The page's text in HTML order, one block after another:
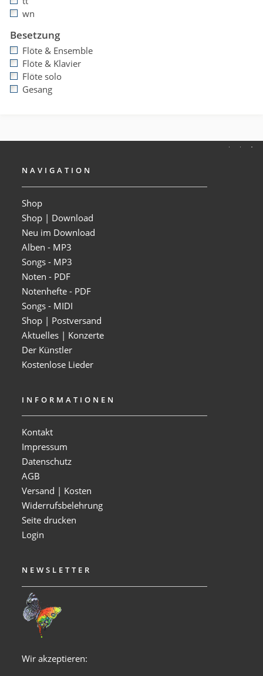
wn
Besetzung
Flöte & Ensemble
Flöte & Klavier
Flöte solo
Gesang
NAVIGATION
Shop
Shop | Download
Neu im Download
Alben - MP3
Songs - MP3
Noten - PDF
Notenhefte - PDF
Songs - MIDI
Shop | Postversand
Aktuelles | Konzerte
Der Künstler
Kostenlose Lieder
INFORMATIONEN
Kontakt
Impressum
Datenschutz
AGB
Versand | Kosten
Widerrufsbelehrung
Seite drucken
Login
NEWSLETTER
Wir akzeptieren: